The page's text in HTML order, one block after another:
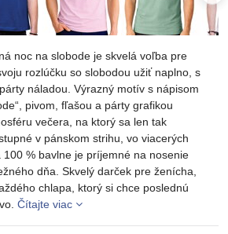
noc na slobode je skvelá voľba pre
rozlúčku so slobodou užiť naplno, s
náladou. Výrazný motív s nápisom
pivom, fľašou a párty grafikou
večera, na ktorý sa len tak
v pánskom strihu, vo viacerých
% bavlne je príjemné na nosenie
dňa. Skvelý darček pre ženícha,
chlapa, ktorý si chce poslednú
Čítajte viac